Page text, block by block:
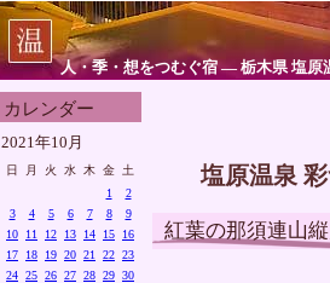
人・季・想をつむぐ宿 ― 栃木県 塩原
カレンダー
2021年10月
日 月 火 水 木 金
土
1
2
3
4 5 6 7 8
9
10
11 12 13 14 15
16
17
18 19 20 21 22 23
24 25 26 27 28 29 30
塩原温泉
紅葉の那須連山